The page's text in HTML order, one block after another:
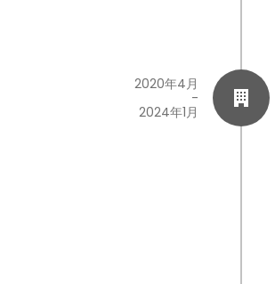
2020年4月
-
2024年1月